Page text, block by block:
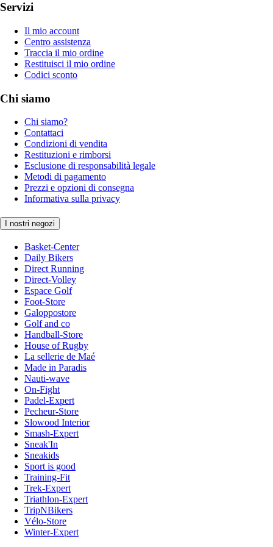
Servizi
Il mio account
Centro assistenza
Traccia il mio ordine
Restituisci il mio ordine
Codici sconto
Chi siamo
Chi siamo?
Contattaci
Condizioni di vendita
Restituzioni e rimborsi
Esclusione di responsabilità legale
Metodi di pagamento
Prezzi e opzioni di consegna
Informativa sulla privacy
I nostri negozi
Basket-Center
Daily Bikers
Direct Running
Direct-Volley
Espace Golf
Foot-Store
Galoppostore
Golf and co
Handball-Store
House of Rugby
La sellerie de Maé
Made in Paradis
Nauti-wave
On-Fight
Padel-Expert
Pecheur-Store
Slowood Interior
Smash-Expert
Sneak'In
Sneakids
Sport is good
Training-Fit
Trek-Expert
Triathlon-Expert
TripNBikers
Vélo-Store
Winter-Expert